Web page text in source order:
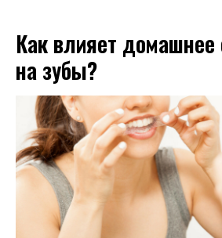
Как влияет домашнее
на зубы?